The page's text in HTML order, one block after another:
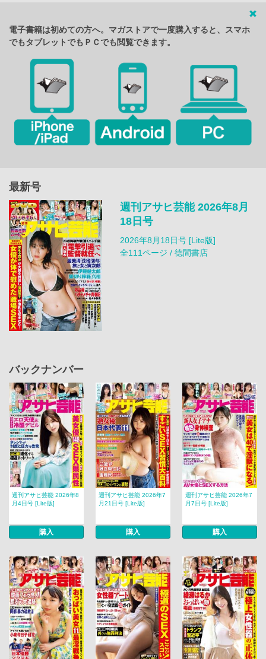
電子書籍は初めての方へ。マガストアで一度購入すると、スマホ
でもタブレットでもＰＣでも閲覧できます。
最新号
週刊アサヒ芸能 2026年8月
18日号
2026年8月18日号 [Lite版]
全111ページ / 徳間書店
バックナンバー
週刊アサヒ芸能 2026年8
月4日号 [Lite版]
購入
週刊アサヒ芸能 2026年7
月21日号 [Lite版]
購入
週刊アサヒ芸能 2026年7
月7日号 [Lite版]
購入